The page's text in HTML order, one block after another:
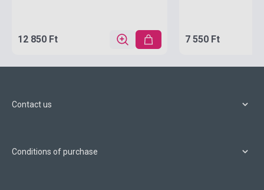
12 850 Ft 7 550 Ft
Contact us
Conditions of purchase